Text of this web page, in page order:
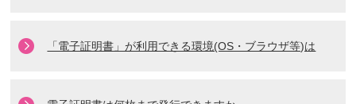
「電子証明書」が利用できる環境(OS・ブラウザ等)は